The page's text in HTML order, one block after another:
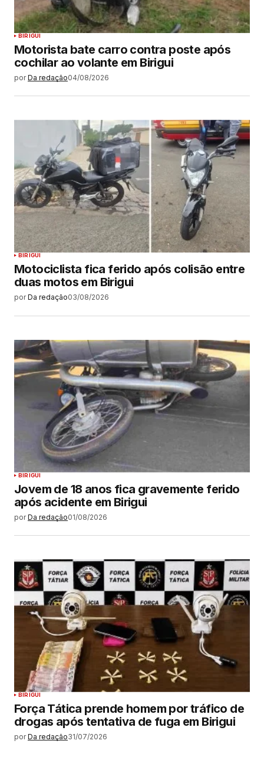
BIRIGUI
Motorista bate carro contra poste após
cochilar ao volante em Birigui
por Da redação04/08/2026
BIRIGUI
Motociclista fica ferido após colisão entre
duas motos em Birigui
por Da redação03/08/2026
BIRIGUI
Jovem de 18 anos fica gravemente ferido
após acidente em Birigui
por Da redação01/08/2026
BIRIGUI
Força Tática prende homem por tráfico de
drogas após tentativa de fuga em Birigui
por Da redação31/07/2026